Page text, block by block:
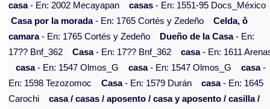
casa- En: 2002 Mecayapan casas - En: 1551-95 Docs_México
Casa por la morada- En: 1765 Cortés y Zedeño
Celda, ô
camara- En: 1765 Cortés y Zedeño Dueño de la Casa- En:
17?? Bnf_362
Casa- En: 17?? Bnf_362 casa- En: 1611
casa- En: 1547 Olmos_G casa- En: 1547 Olmos_G casa-
En: 1598 Tezozomoc
Casa- En: 1579 Durán casa- En: 1645
Carochi
casa / casas / aposento / casa y aposento / casilla /